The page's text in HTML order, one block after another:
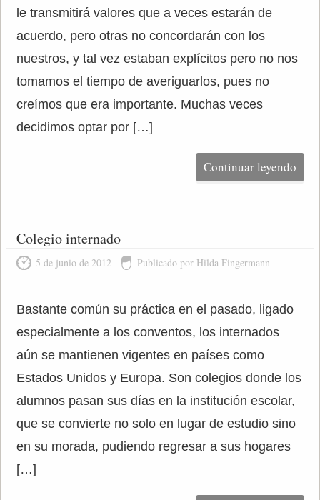
le transmitirá valores que a veces estarán de
acuerdo, pero otras no concordarán con los
nuestros, y tal vez estaban explícitos pero no nos
tomamos el tiempo de averiguarlos, pues no
creímos que era importante. Muchas veces
decidimos optar por […]
Continuar leyendo
Colegio internado
5 de junio de 2012 Publicado por Hilda Fingermann
Bastante común su práctica en el pasado, ligado
especialmente a los conventos, los internados
aún se mantienen vigentes en países como
Estados Unidos y Europa. Son colegios donde los
alumnos pasan sus días en la institución escolar,
que se convierte no solo en lugar de estudio sino
en su morada, pudiendo regresar a sus hogares
[…]